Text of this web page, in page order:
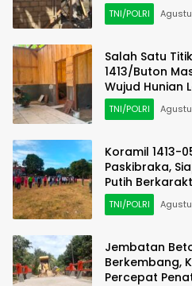
TNI/POLRI
Salah Satu
1413/Buton
Wujud Hunian
TNI/POLRI
Koramil 1413-
Paskibraka,
Putih
TNI/POLRI
Jembatan
Berkembang,
Percepat